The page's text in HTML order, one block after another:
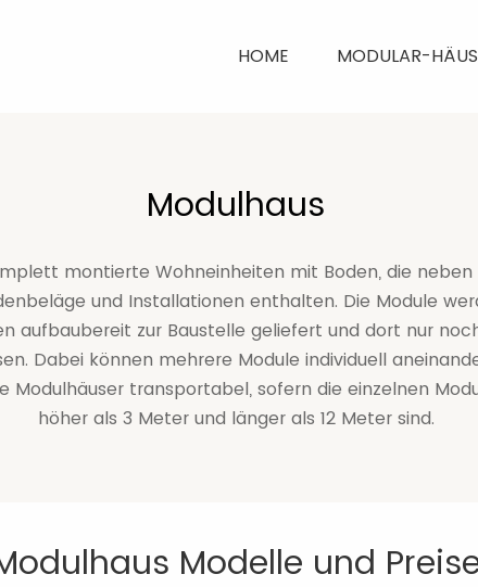
HOME MODULAR-
Modulhaus
montierte Wohneinheiten mit Boden, die
und Installationen enthalten. Die Module
aufbaubereit zur Baustelle geliefert und dort nur
Dabei können mehrere Module individuell
Modulhäuser transportabel, sofern die einzelnen
höher als 3 Meter und länger als 12 Meter sind.
Modelle und